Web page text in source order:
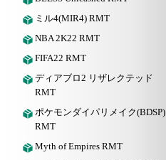
ミル4(MIR4) RMT
NBA 2K22 RMT
FIFA22 RMT
ディアブロ2 リザレクテッド
RMT
ポケモンダイパリメイク(BDSP)
RMT
Myth of Empires RMT